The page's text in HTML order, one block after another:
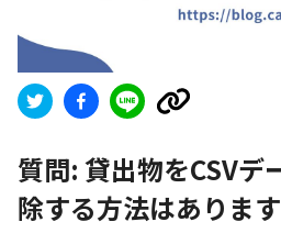
質問: 貸出物をCSVデ
除する方法はありま